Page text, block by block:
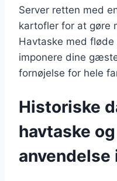
Server retten med
kartofler for at gøre
Havtaske med
imponere dine
fornøjelse for hele
Historiske
havtaske
anvendelse